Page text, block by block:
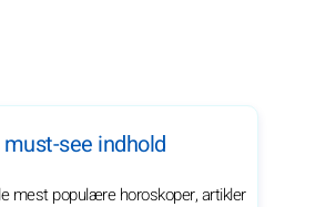
see indhold
mest populære horoskoper, artikler